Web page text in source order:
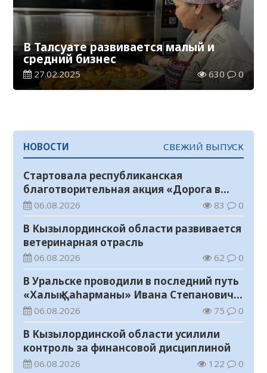
В Талсуате развивается малый и
средний бизнес
27.02.2025 630 0
НОВОСТИ СВЕЖИЙ ВЫПУСК
Стартовала республиканская
благотворительная акция «Дорога в
школу»
06.08.2026 83 0
В Кызылординской области развивается
ветеринарная отрасль
06.08.2026 62 0
В Уральске проводили в последний путь
«Халық Қаһарманы» Ивана Степановича
Гапича
06.08.2026 75 0
В Кызылординской области усилили
контроль за финансовой дисциплиной
06.08.2026 122 0